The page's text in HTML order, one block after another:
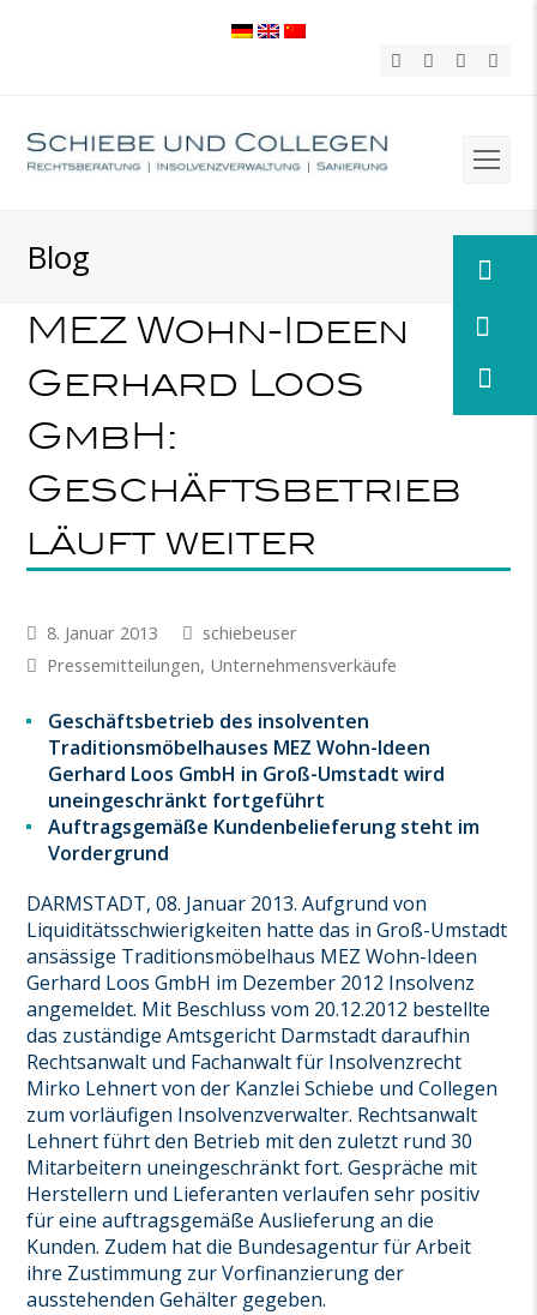
TwitterFacebookLinkedIn
Blog
MEZ Wohn-Ideen
Gerhard Loos
GmbH:
Geschäftsbetrieb
läuft weiter
8. Januar 2013
schiebeuser
Pressemitteilungen, Unternehmensverkäufe
Geschäftsbetrieb des insolventen
Traditionsmöbelhauses MEZ Wohn-Ideen
Gerhard Loos GmbH in Groß-Umstadt wird
uneingeschränkt fortgeführt
Auftragsgemäße Kundenbelieferung steht im
Vordergrund
DARMSTADT, 08. Januar 2013. Aufgrund von
Liquiditätsschwierigkeiten hatte das in Groß-Umstadt
ansässige Traditionsmöbelhaus MEZ Wohn-Ideen
Gerhard Loos GmbH im Dezember 2012 Insolvenz
angemeldet. Mit Beschluss vom 20.12.2012 bestellte
das zuständige Amtsgericht Darmstadt daraufhin
Rechtsanwalt und Fachanwalt für Insolvenzrecht
Mirko Lehnert von der Kanzlei Schiebe und Collegen
zum vorläufigen Insolvenzverwalter. Rechtsanwalt
Lehnert führt den Betrieb mit den zuletzt rund 30
Mitarbeitern uneingeschränkt fort. Gespräche mit
Herstellern und Lieferanten verlaufen sehr positiv
für eine auftragsgemäße Auslieferung an die
Kunden. Zudem hat die Bundesagentur für Arbeit
ihre Zustimmung zur Vorfinanzierung der
ausstehenden Gehälter gegeben.